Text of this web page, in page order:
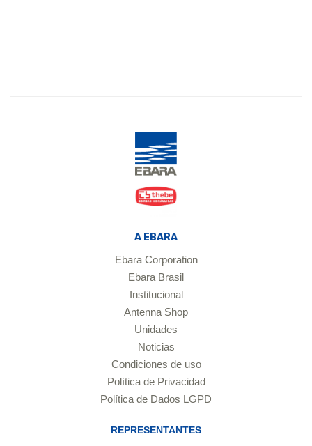
A EBARA
Ebara Corporation
Ebara Brasil
Institucional
Antenna Shop
Unidades
Noticias
Condiciones de uso
Política de Privacidad
Política de Dados LGPD
REPRESENTANTES